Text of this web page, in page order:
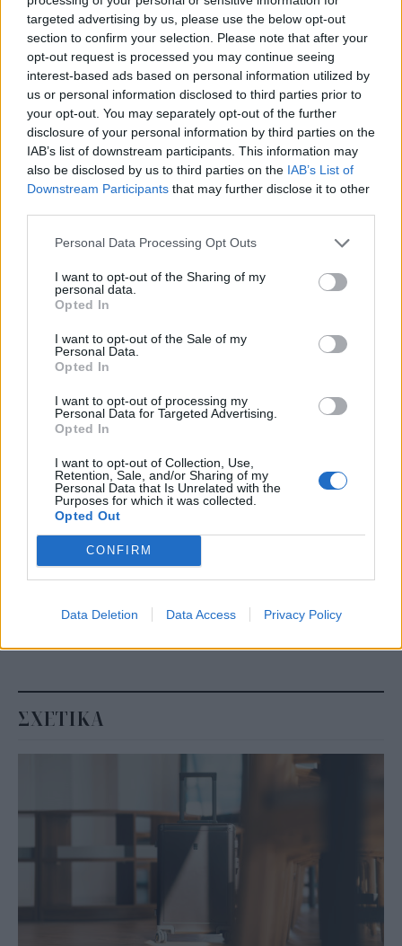
targeted advertising by us, please use the below opt-out
section to confirm your selection. Please note that after your
opt-out request is processed you may continue seeing
interest-based ads based on personal information utilized by
us or personal information disclosed to third parties prior to
your opt-out. You may separately opt-out of the further
disclosure of your personal information by third parties on the
IAB’s list of downstream participants. This information may
also be disclosed by us to third parties on the IAB’s List of
Downstream Participants that may further disclose it to other
Personal Data Processing Opt Outs
I want to opt-out of the Sharing of my
personal data.
Opted In
I want to opt-out of the Sale of my
Personal Data.
Opted In
I want to opt-out of processing my
Personal Data for Targeted Advertising.
Opted In
I want to opt-out of Collection, Use,
Retention, Sale, and/or Sharing of my
Personal Data that Is Unrelated with the
Purposes for which it was collected.
Opted Out
CONFIRM
Data Deletion Data Access Privacy Policy
Οι εκτιμήσεις του οικονομικού κόστους του
κατακερματισμού ποικίλλουν σε μεγάλο βαθμό και
είναι εξαιρετικά αβέβαιες. Σε ένα ήπιο σενάριο με
μπορούσαν να φτάσουν το 0,2% του παγκόσμιου ΑΕΠ,
ενώ σε ένα ακραίο σενάριο εμπορικού
κατακερματισμού με περιορισμένη ικανότητα
προσαρμογής των οικονομιών, οι απώλειες θα
μπορούσαν να φτάσουν το 7% του παγκόσμιου ΑΕΠ.
μάθετε πρώτοι όλες τις ειδήσεις
Δείτε όλες τις τελευταίεςΕιδήσειςαπό την Ελλάδα και
τον Κόσμο, στο
Μέση Ανατολή
εμπορεύματα
Εφοδιαστική Αλυσίδα
ΣΧΕΤΙΚΑ